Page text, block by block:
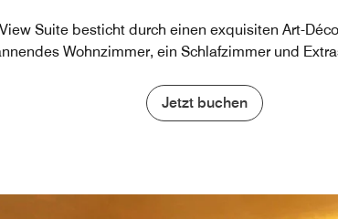
Suite besticht durch einen exquisiten Art-
Wohnzimmer, ein Schlafzimmer und
Jetzt buchen